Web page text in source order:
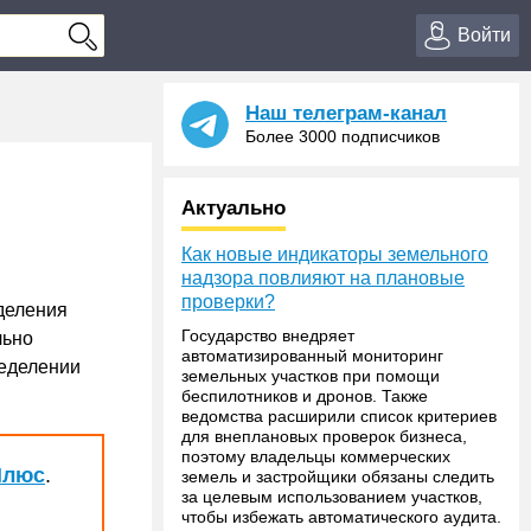
Войти
.
Наш телеграм-канал
Более 3000 подписчиков
Актуально
Как новые индикаторы земельного
надзора повлияют на плановые
проверки?
Государство внедряет
автоматизированный мониторинг
земельных участков при помощи
беспилотников и дронов. Также
ведомства расширили список критериев
для внеплановых проверок бизнеса,
поэтому владельцы коммерческих
земель и застройщики обязаны следить
за целевым использованием участков,
чтобы избежать автоматического аудита.